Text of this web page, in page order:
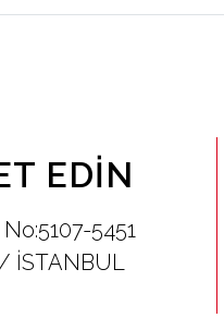
EDIN
5451
İSTANBUL